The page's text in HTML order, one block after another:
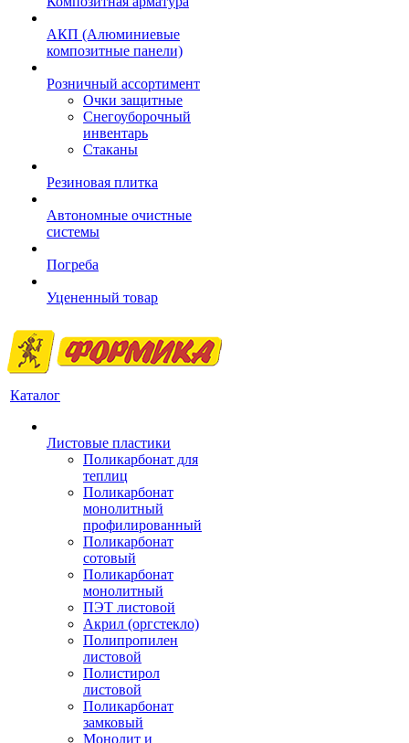
АКП (Алюминиевые
композитные панели)
Розничный ассортимент
Очки защитные
Снегоуборочный
инвентарь
Стаканы
Резиновая плитка
Автономные очистные
системы
Погреба
Уцененный товар
Каталог
Листовые пластики
Поликарбонат для
теплиц
Поликарбонат
монолитный
профилированный
Поликарбонат
сотовый
Поликарбонат
монолитный
ПЭТ листовой
Акрил (оргстекло)
Полипропилен
листовой
Полистирол
листовой
Поликарбонат
замковый
Монолит и